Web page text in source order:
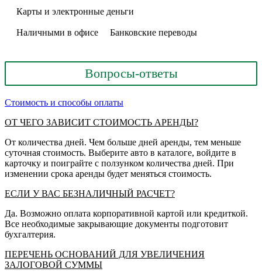
Карты и электронные деньги
Наличными в офисе Банковские переводы
Вопросы-ответы
Стоимость и способы оплаты
ОТ ЧЕГО ЗАВИСИТ СТОИМОСТЬ АРЕНДЫ?
От количества дней. Чем больше дней аренды, тем меньше
суточная стоимость. Выберите авто в каталоге, войдите в
карточку и поиграйте с ползунком количества дней. При
изменении срока аренды будет меняться стоимость.
ЕСЛИ У ВАС БЕЗНАЛИЧНЫЙ РАСЧЕТ?
Да. Возможно оплата корпоративной картой или кредиткой.
Все необходимые закрывающие документы подготовит
бухгалтерия.
ПЕРЕЧЕНЬ ОСНОВАНИЙ ДЛЯ УВЕЛИЧЕНИЯ
ЗАЛОГОВОЙ СУММЫ